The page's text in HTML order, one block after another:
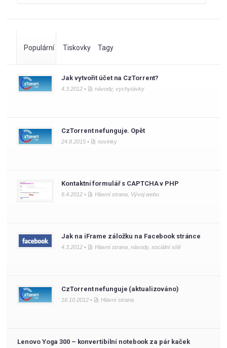
Populární Tiskovky Tagy
Jak vytvořit účet na CzTorrent?
4.3.2012 • návody,vychytávky
CzTorrent nefunguje. Opět
24.8.2015 • novinky
Kontaktní formulář s CAPTCHA v PHP
6.4.2012 • Hlavní strana, Vývoj webu
Jak na iFrame záložku na Facebook stránce
4.3.2012 • Hlavní strana,návody,sociální sítě
CzTorrent nefunguje (aktualizováno)
16.10.2012 • Hlavní strana
Lenovo Yoga 300 – konvertibilní notebook za pár kaček